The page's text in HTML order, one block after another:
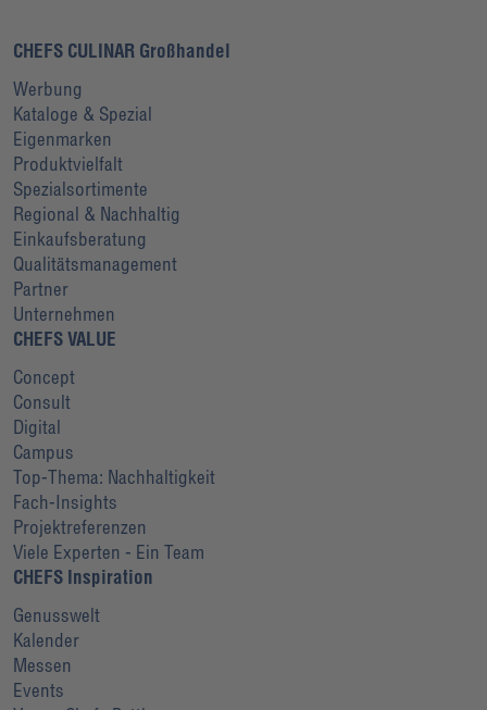
CHEFS CULINAR Großhandel
Werbung
Kataloge & Spezial
Eigenmarken
Produktvielfalt
Spezialsortimente
Regional & Nachhaltig
Einkaufsberatung
Qualitätsmanagement
Partner
Unternehmen
CHEFS VALUE
Concept
Consult
Digital
Campus
Top-Thema: Nachhaltigkeit
Fach-Insights
Projektreferenzen
Viele Experten - Ein Team
CHEFS Inspiration
Genusswelt
Kalender
Messen
Events